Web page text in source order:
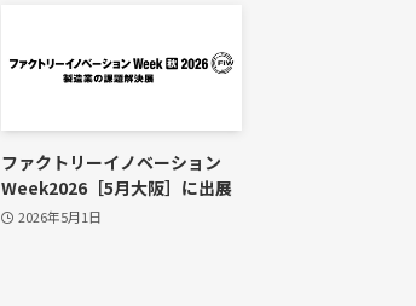
ファクトリーイノベーション
Week2026［5月大阪］に出展
2026年5月1日